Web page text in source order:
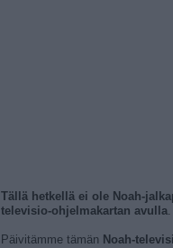
Tällä hetkellä ei ole Noah-
televisio-ohjelmakartan avulla.
Päivitämme tämän Noah-